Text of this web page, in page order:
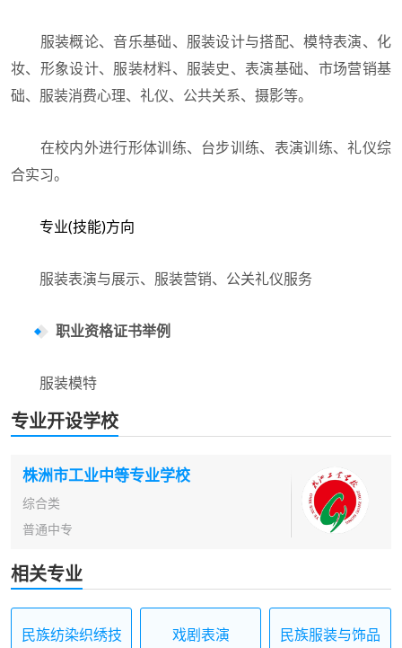
服装概论、音乐基础、服装设计与搭配、模特表演、化
妆、形象设计、服装材料、服装史、表演基础、市场营销基
础、服装消费心理、礼仪、公共关系、摄影等。
在校内外进行形体训练、台步训练、表演训练、礼仪综
合实习。
专业(技能)方向
服装表演与展示、服装营销、公关礼仪服务
职业资格证书举例
服装模特
专业开设学校
株洲市工业中等专业学校
综合类
普通中专
相关专业
民族纺染织绣技
戏剧表演 民族服装与饰品